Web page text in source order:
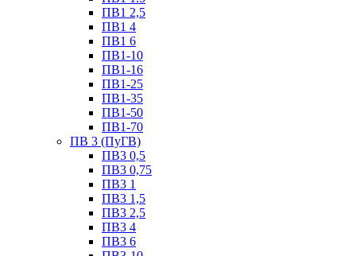
ПВ1 2,5
ПВ1 4
ПВ1 6
ПВ1-10
ПВ1-16
ПВ1-25
ПВ1-35
ПВ1-50
ПВ1-70
ПВ 3 (ПуГВ)
ПВ3 0,5
ПВ3 0,75
ПВ3 1
ПВ3 1,5
ПВ3 2,5
ПВ3 4
ПВ3 6